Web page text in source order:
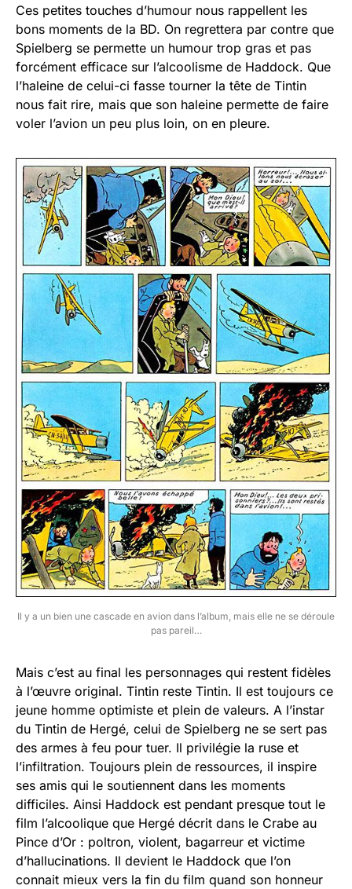
Ces petites touches d’humour nous rappellent les
bons moments de la BD. On regrettera par contre que
Spielberg se permette un humour trop gras et pas
forcément efficace sur l’alcoolisme de Haddock. Que
l’haleine de celui-ci fasse tourner la tête de Tintin
nous fait rire, mais que son haleine permette de faire
voler l’avion un peu plus loin, on en pleure.
Il y a un bien une cascade en avion dans l’album, mais elle ne se déroule
pas pareil…
Mais c’est au final les personnages qui restent fidèles
à l’œuvre original. Tintin reste Tintin. Il est toujours ce
jeune homme optimiste et plein de valeurs. A l’instar
du Tintin de Hergé, celui de Spielberg ne se sert pas
des armes à feu pour tuer. Il privilégie la ruse et
l’infiltration. Toujours plein de ressources, il inspire
ses amis qui le soutiennent dans les moments
difficiles. Ainsi Haddock est pendant presque tout le
film l’alcoolique que Hergé décrit dans le Crabe au
Pince d’Or : poltron, violent, bagarreur et victime
d’hallucinations. Il devient le Haddock que l’on
connait mieux vers la fin du film quand son honneur